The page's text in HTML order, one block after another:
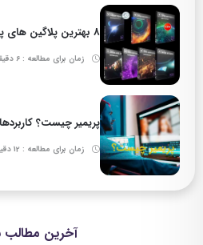
8 بهترین پلاگین های پریمیر پرو+ لینک دانلود
زمان برای مطالعه : 6 دقیقه
پریمیر چیست؟
زمان برای مطالعه : 12 دقیقه
آخرین